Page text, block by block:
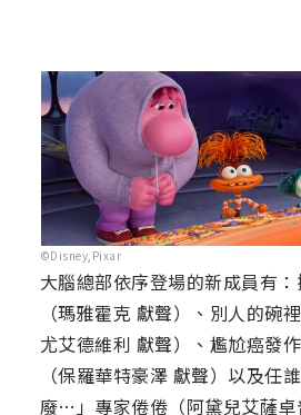
©Disney,Pixar
大腦總部依序登場的新成員有
（瑪雅霍克 獻聲）、別人的碗
尤艾德維利 獻聲）、尷尬癌發
（保羅華特豪澤 獻聲）以及任
廢…」專家倦倦（阿黛兒艾薩卓